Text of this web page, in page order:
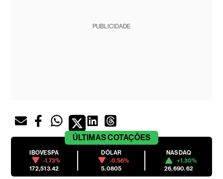
PUBLICIDADE
ÚLTIMASCOTAÇÕES
IBOVESPA
-1.73%
172,513.42
DÓLAR
-0.56%
5.0805
NASDAQ
+1.30%
26,690.62